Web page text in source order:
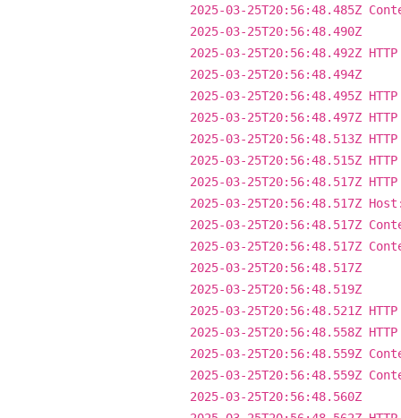
2025-03-25T20:56:48.485Z
2025-03-25T20:56:48.490Z
2025-03-25T20:56:48.492Z
2025-03-25T20:56:48.494Z
2025-03-25T20:56:48.495Z
2025-03-25T20:56:48.497Z
2025-03-25T20:56:48.513Z
2025-03-25T20:56:48.515Z
2025-03-25T20:56:48.517Z
2025-03-25T20:56:48.517Z
2025-03-25T20:56:48.517Z
2025-03-25T20:56:48.517Z
2025-03-25T20:56:48.517Z
2025-03-25T20:56:48.519Z
2025-03-25T20:56:48.521Z
2025-03-25T20:56:48.558Z
2025-03-25T20:56:48.559Z
2025-03-25T20:56:48.559Z
2025-03-25T20:56:48.560Z